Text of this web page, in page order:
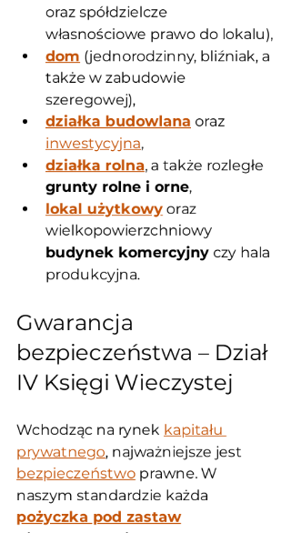
oraz spółdzielcze
własnościowe prawo do lokalu),
dom (jednorodzinny, bliźniak, a
także w zabudowie
szeregowej),
działka budowlana oraz
inwestycyjna,
działka rolna, a także rozległe
grunty rolne i orne,
lokal użytkowy oraz
wielkopowierzchniowy
budynek komercyjny czy hala
produkcyjna.
Gwarancja
bezpieczeństwa – Dział
IV Księgi Wieczystej
Wchodząc na rynek kapitału
prywatnego, najważniejsze jest
bezpieczeństwo prawne. W
naszym standardzie każda
pożyczka pod zastaw